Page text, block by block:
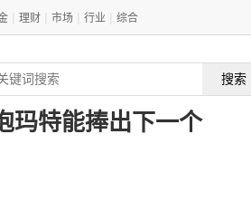
理财 市场 行业 综合
搜索
玛特能捧出下一个